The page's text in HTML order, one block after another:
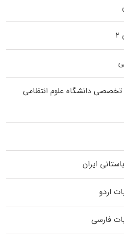
داﻧﺸﮕﺎه ﻋﻠﻮم انتظامی
ایران
اردو
فارسی